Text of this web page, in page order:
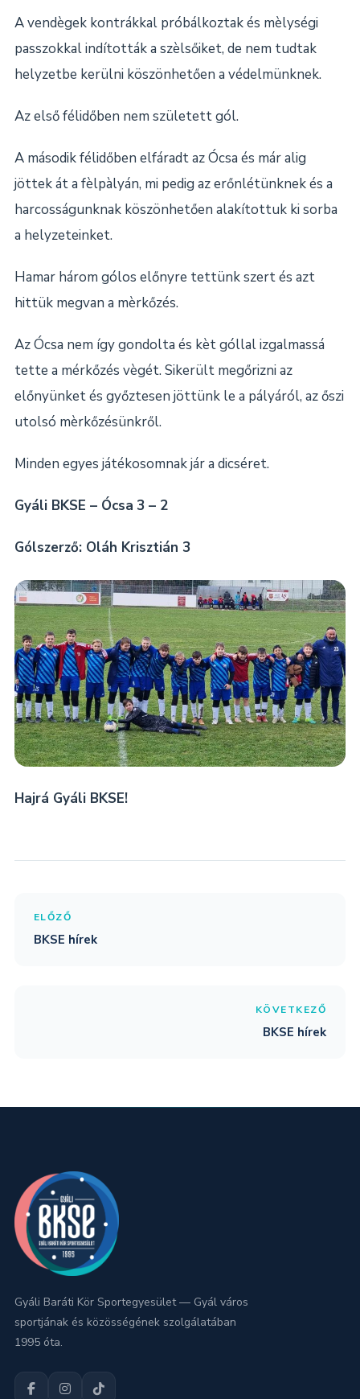
A vendègek kontrákkal próbálkoztak és mèlységi
passzokkal indították a szèlsőiket, de nem tudtak
helyzetbe kerülni köszönhetően a védelmünknek.
Az első félidőben nem született gól.
A második félidőben elfáradt az Ócsa és már alig
jöttek át a fèlpàlyán, mi pedig az erőnlétünknek és a
harcosságunknak köszönhetően alakítottuk ki sorba
a helyzeteinket.
Hamar három gólos előnyre tettünk szert és azt
hittük megvan a mèrkőzés.
Az Ócsa nem így gondolta és kèt góllal izgalmassá
tette a mérkőzés vègét. Sikerült megőrizni az
előnyünket és győztesen jöttünk le a pályáról, az őszi
utolsó mèrkőzésünkről.
Minden egyes játékosomnak jár a dicséret.
Gyáli BKSE – Ócsa 3 – 2
Gólszerző: Oláh Krisztián 3
Hajrá Gyáli BKSE!
ELŐZŐ
BKSE hírek
KÖVETKEZŐ
BKSE hírek
Gyáli Baráti Kör Sportegyesület — Gyál város
sportjának és közösségének szolgálatában
1995 óta.